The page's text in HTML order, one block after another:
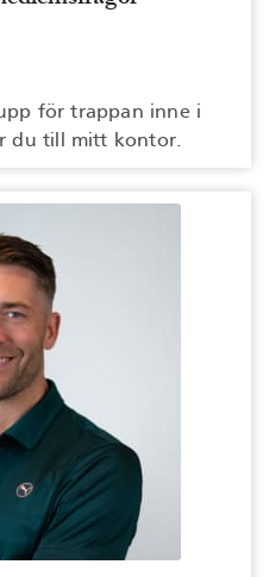
för trappan inne i
du till mitt kontor.